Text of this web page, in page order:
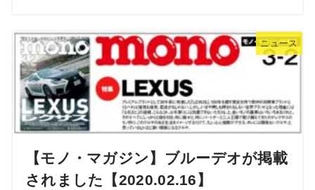
ニュース
【モノ・マガジン】ブルーデオが掲載
されました【2020.02.16】